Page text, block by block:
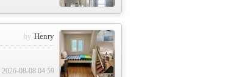
Henry
2026-08-08 04:59